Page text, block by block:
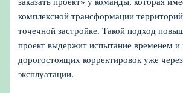
комплексной трансформации
точечной застройке. Такой подход
проект выдержит испытание временем и
дорогостоящих корректировок уже через
эксплуатации.